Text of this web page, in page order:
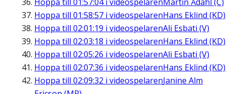
Hoppa till 01:58:57 i videospelarenHans Eklind (KD)
Hoppa till 02:01:19 i videospelarenAli Esbati (V)
Hoppa till 02:03:18 i videospelarenHans Eklind (KD)
Hoppa till 02:05:26 i videospelarenAli Esbati (V)
Hoppa till 02:07:36 i videospelarenHans Eklind (KD)
Hoppa till 02:09:32 i videospelarenJanine Alm